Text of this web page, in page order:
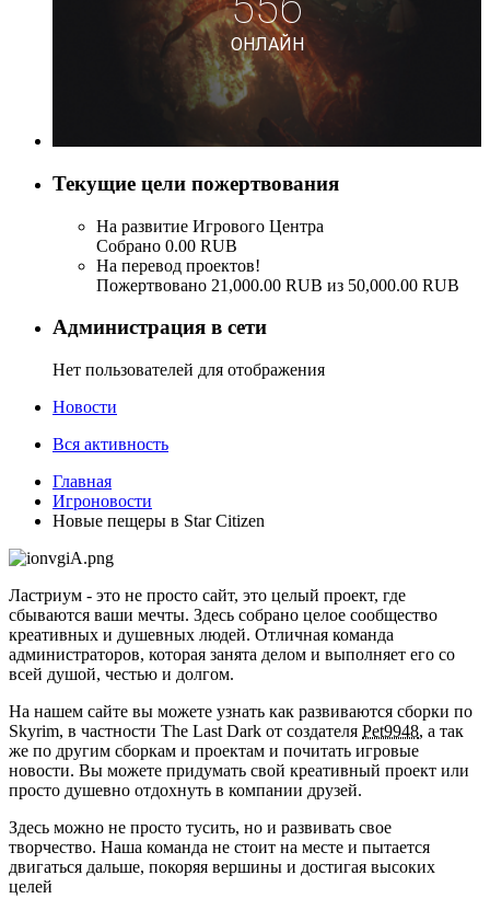
Текущие цели пожертвования
На развитие Игрового Центра
Собрано 0.00 RUB
На перевод проектов!
Пожертвовано 21,000.00 RUB из 50,000.00 RUB
Администрация в сети
Нет пользователей для отображения
Новости
Вся активность
Главная
Игроновости
Новые пещеры в Star Citizen
Ластриум - это не просто сайт, это целый проект, где
сбываются ваши мечты. Здесь собрано целое сообщество
креативных и душевных людей. Отличная команда
администраторов, которая занята делом и выполняет его со
всей душой, честью и долгом.
На нашем сайте вы можете узнать как развиваются сборки по
Skyrim, в частности The Last Dark от создателя Pet9948, а так
же по другим сборкам и проектам и почитать игровые
новости. Вы можете придумать свой креативный проект или
просто душевно отдохнуть в компании друзей.
Здесь можно не просто тусить, но и развивать свое
творчество. Наша команда не стоит на месте и пытается
двигаться дальше, покоряя вершины и достигая высоких
целей